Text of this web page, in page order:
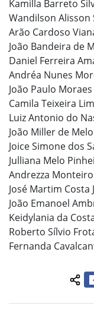
Kamilla Barreto
Wandilson Alisson
Arão Cardoso
João Bandeira de
Daniel Ferreira
Andréa Nunes
João Paulo
Camila Teixeira
Luiz Antonio do
João Miller de
Joice Simone dos
Julliana Melo
Andrezza
José Martim Costa
João Emanoel
Keidylania da
Roberto Sílvio
Fernanda